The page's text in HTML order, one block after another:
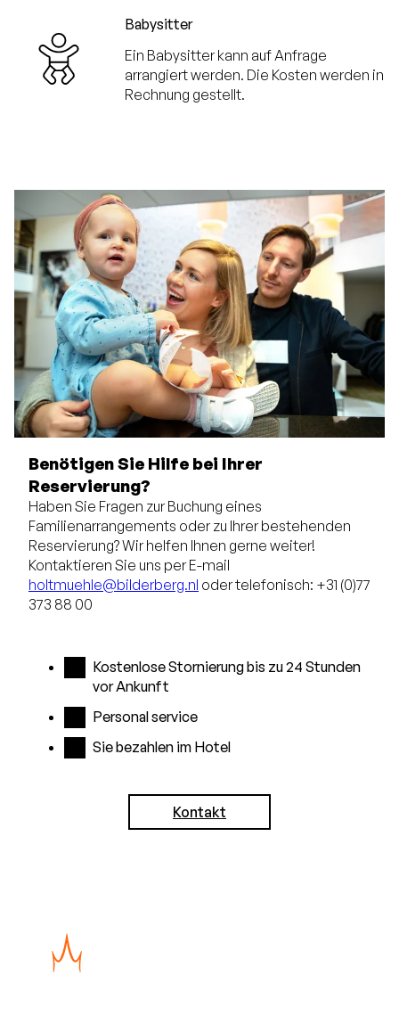
Babysitter
Ein Babysitter kann auf Anfrage
arrangiert werden. Die Kosten werden in
Rechnung gestellt.
Benötigen Sie Hilfe bei Ihrer
Reservierung?
Haben Sie Fragen zur Buchung eines
Familienarrangements oder zu Ihrer bestehenden
Reservierung? Wir helfen Ihnen gerne weiter!
Kontaktieren Sie uns per E-mail
holtmuehle@bilderberg.nl oder telefonisch: +31 (0)77
373 88 00
Kostenlose Stornierung bis zu 24 Stunden
vor Ankunft
Personal service
Sie bezahlen im Hotel
Kontakt